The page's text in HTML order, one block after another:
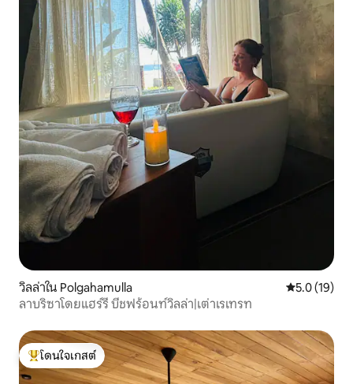
วิลล่าใน Polgahamulla คะแนนเฉลี่ย
5.0 (19)
ลาบริซาโดยแฮร์รี่ บีชฟร้อนท์วิลล่า|เต่าเรเทรท
โดนใจเกสต์ที่สุด
โดนใจเกสต์